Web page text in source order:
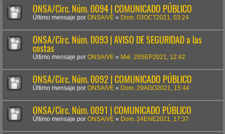
ONSA/Circ. Núm. 0094 | COMUNICADO PÚBLICO
Último mensaje por ONSA/VE « Dom. 03OCT2021, 03:24
ONSA/Circ. Núm. 0093 | AVISO DE SEGURIDAD a las
costas
Último mensaje por ONSA/VE « Mié. 29SEP2021, 12:42
ONSA/Circ. Núm. 0092 | COMUNICADO PÚBLICO
Último mensaje por ONSA/VE « Dom. 29AGO2021, 15:44
ONSA/Circ. Núm. 0091 | COMUNICADO PÚBLICO
Último mensaje por ONSA/VE « Dom. 24ENE2021, 17:37